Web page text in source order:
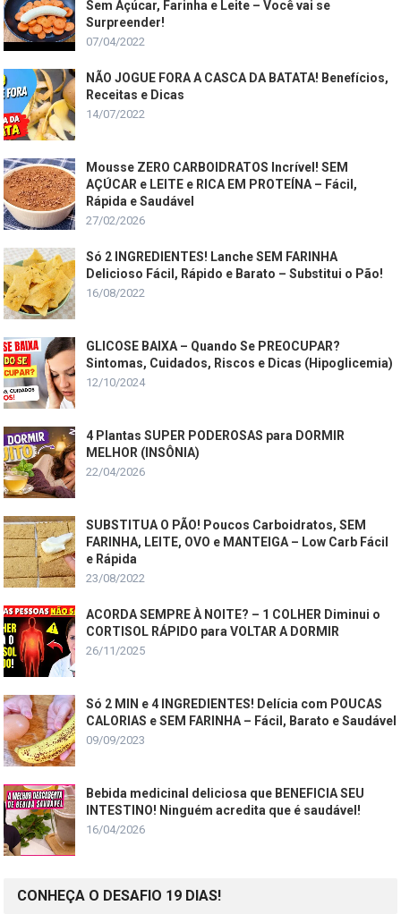
Sem Açúcar, Farinha e Leite – Você vai se
Surpreender!
07/04/2022
NÃO JOGUE FORA A CASCA DA BATATA! Benefícios,
Receitas e Dicas
14/07/2022
Mousse ZERO CARBOIDRATOS Incrível! SEM
AÇÚCAR e LEITE e RICA EM PROTEÍNA – Fácil,
Rápida e Saudável
27/02/2026
Só 2 INGREDIENTES! Lanche SEM FARINHA
Delicioso Fácil, Rápido e Barato – Substitui o Pão!
16/08/2022
GLICOSE BAIXA – Quando Se PREOCUPAR?
Sintomas, Cuidados, Riscos e Dicas (Hipoglicemia)
12/10/2024
4 Plantas SUPER PODEROSAS para DORMIR
MELHOR (INSÔNIA)
22/04/2026
SUBSTITUA O PÃO! Poucos Carboidratos, SEM
FARINHA, LEITE, OVO e MANTEIGA – Low Carb Fácil
e Rápida
23/08/2022
ACORDA SEMPRE À NOITE? – 1 COLHER Diminui o
CORTISOL RÁPIDO para VOLTAR A DORMIR
26/11/2025
Só 2 MIN e 4 INGREDIENTES! Delícia com POUCAS
CALORIAS e SEM FARINHA – Fácil, Barato e Saudável
09/09/2023
Bebida medicinal deliciosa que BENEFICIA SEU
INTESTINO! Ninguém acredita que é saudável!
16/04/2026
CONHEÇA O DESAFIO 19 DIAS!